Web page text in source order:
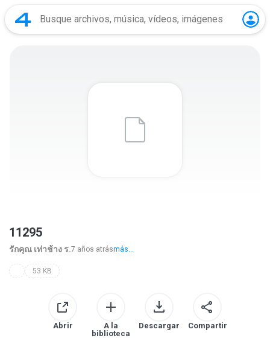
11295
รักคุณ เท่าช้าง ร.7 años atrásmás...
53 KB
Abrir
A la
biblioteca
Descargar Compartir